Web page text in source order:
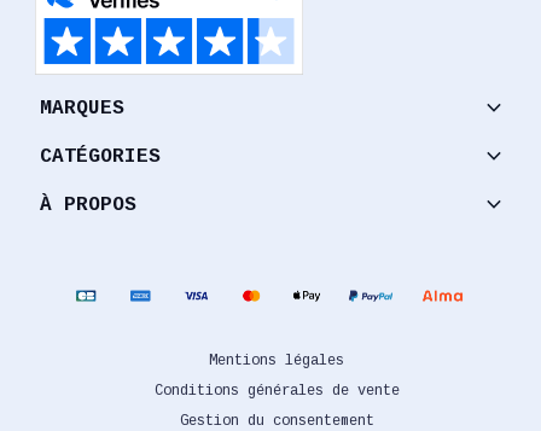
MARQUES keyboard_arrow_down
CATÉGORIES keyboard_arrow_down
À PROPOS keyboard_arrow_down
Mentions légales
Conditions générales de vente
Gestion du consentement